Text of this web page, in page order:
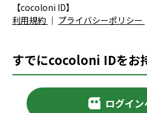
【cocoloni ID】
利用規約 ｜ プライバシーポリシー
すでにcocoloni IDをお
ログイ